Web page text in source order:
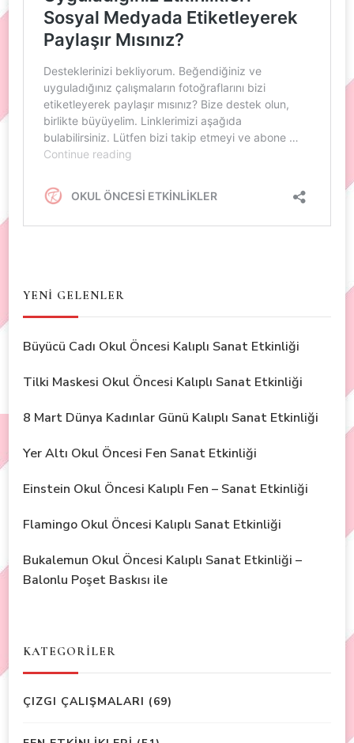
YENİ GELENLER
Büyücü Cadı Okul Öncesi Kalıplı Sanat Etkinliği
Tilki Maskesi Okul Öncesi Kalıplı Sanat Etkinliği
8 Mart Dünya Kadınlar Günü Kalıplı Sanat Etkinliği
Yer Altı Okul Öncesi Fen Sanat Etkinliği
Einstein Okul Öncesi Kalıplı Fen – Sanat Etkinliği
Flamingo Okul Öncesi Kalıplı Sanat Etkinliği
Bukalemun Okul Öncesi Kalıplı Sanat Etkinliği –
Balonlu Poşet Baskısı ile
KATEGORİLER
ÇIZGI ÇALIŞMALARI (69)